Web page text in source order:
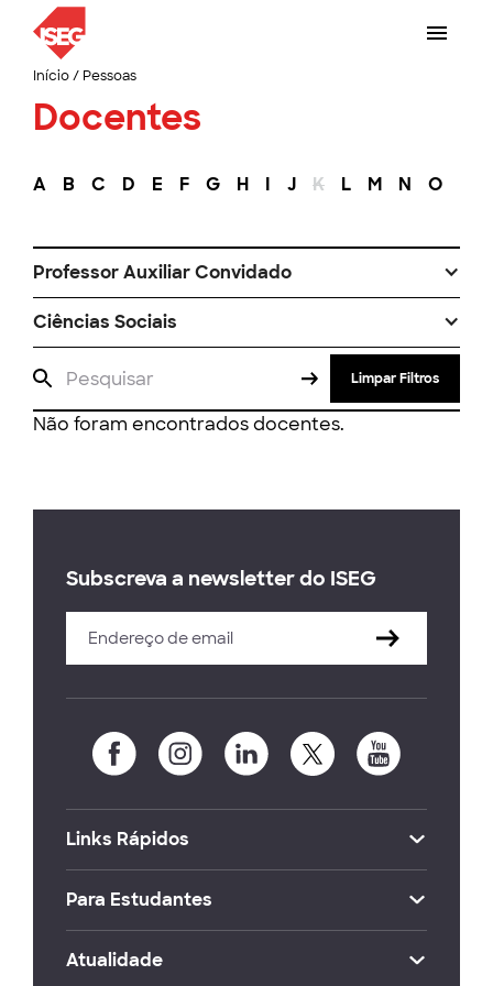
Início/ Pessoas
Docentes
A B C D E F G H I J K L M N O
Professor Auxiliar Convidado
Ciências Sociais
Limpar Filtros
Não foram encontrados docentes.
Subscreva a newsletter do ISEG
Links Rápidos
Para Estudantes
Atualidade